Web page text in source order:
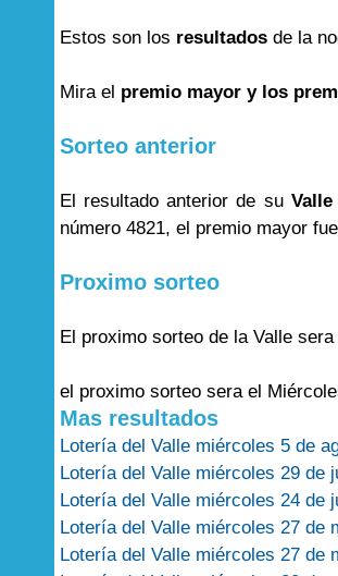
Estos son los resultados de la
Mira el premio mayor y los
Sorteo anterior
El resultado anterior de su Valle
número 4821, el premio mayor
Proximo sorteo
El proximo sorteo de la Valle sera
el proximo sorteo sera el
Mas resultados
Lotería del Valle miércoles 5 de
Lotería del Valle miércoles 29 de
Lotería del Valle miércoles 24 de
Lotería del Valle miércoles 27 de
Lotería del Valle miércoles 27 de